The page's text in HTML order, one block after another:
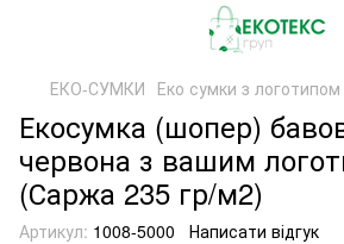
ЕКО-СУМКИ Еко сумки з логотипом
Екосумка (шопер)
червона з вашим
(Саржа 235 гр/м2)
Артикул: 1008-5000 Написати відгук